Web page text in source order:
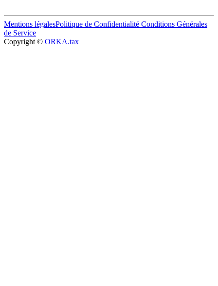
Mentions légalesPolitique de Confidentialité Conditions Générales
de Service
Copyright © ORKA.tax